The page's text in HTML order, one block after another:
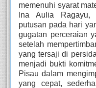
memenuhi syarat
Ina Aulia Ragayu,
putusan pada hari
gugatan perceraian
setelah
yang tersaji di
menjadi bukti
Pisau dalam
yang cepat,